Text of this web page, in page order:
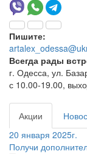
Пишите:
Всегда рады
г. Одесса, ул.
с 10.00-19.00,
Акции
20 января 2025г.
Получи